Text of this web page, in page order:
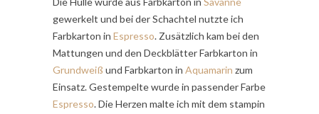
gewerkelt und bei der Schachtel nutzte ich
Farbkarton in Espresso. Zusätzlich kam bei den
Mattungen und den Deckblätter Farbkarton in
Grundweiß und Farbkarton in Aquamarin zum
Einsatz. Gestempelte wurde in passender Farbe
Espresso. Die Herzen malte ich mit dem stampin